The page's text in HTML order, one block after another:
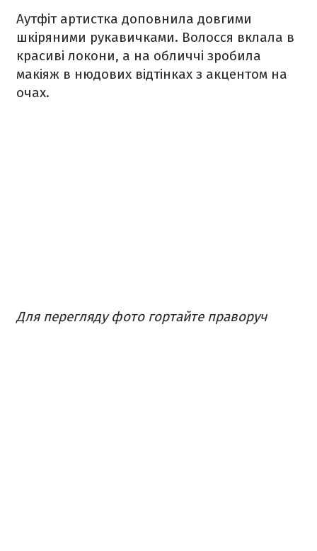
Аутфіт артистка доповнила довгими
шкіряними рукавичками. Волосся вклала в
красиві локони, а на обличчі зробила
макіяж в нюдових відтінках з акцентом на
очах.
Для перегляду фото гортайте праворуч